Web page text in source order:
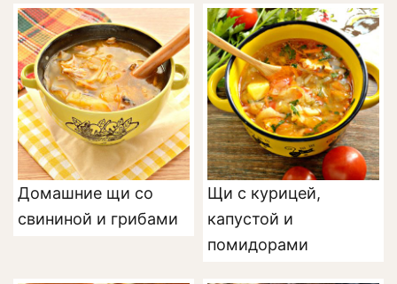
Домашние щи со
свининой и грибами
Щи с курицей,
капустой и
помидорами